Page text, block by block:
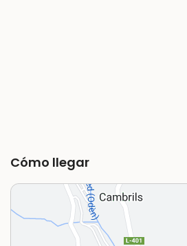
Cómo llegar